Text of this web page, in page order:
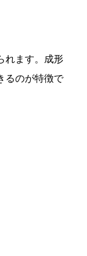
れます。成形
るのが特徴で